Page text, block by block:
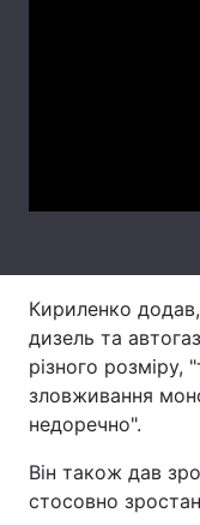
Кириленко
дизель та
різного
зловживання
недоречно".
Він також дав
стосовно